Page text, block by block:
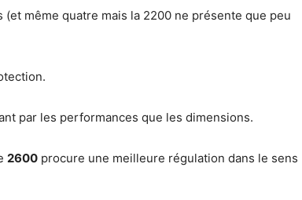
même quatre mais la 2200 ne présente que peu
par les performances que les dimensions.
2600 procure une meilleure régulation dans le sens